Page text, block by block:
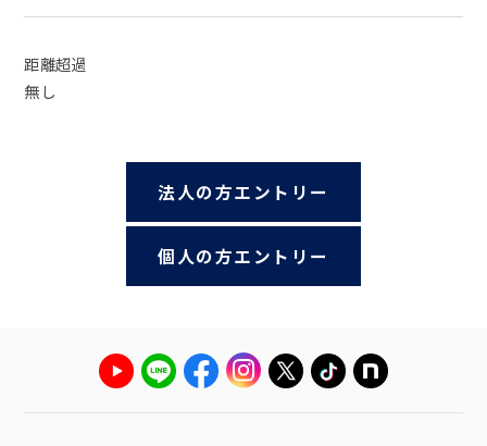
距離超過
無し
法人の方エントリー
個人の方エントリー